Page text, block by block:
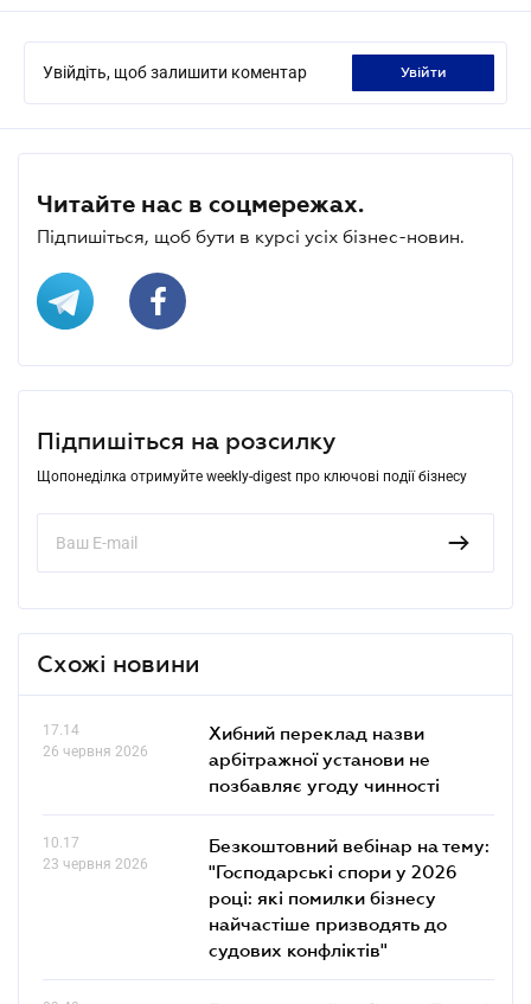
Увійдіть, щоб залишити коментар увійти
Читайте нас в соцмережах.
Підпишіться, щоб бути в курсі усіх бізнес-новин.
Підпишіться на розсилку
Щопонеділка отримуйте weekly-digest про ключові події бізнесу
Схожі новини
17.14
26 червня 2026
Хибний переклад назви
арбітражної установи не
позбавляє угоду чинності
10.17
23 червня 2026
Безкоштовний вебінар на тему:
"Господарські спори у 2026
році: які помилки бізнесу
найчастіше призводять до
судових конфліктів"